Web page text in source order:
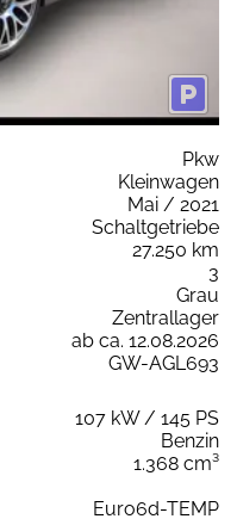
Pkw
Kleinwagen
Mai / 2021
Schaltgetriebe
27.250 km
3
Grau
Zentrallager
ab ca. 12.08.2026
GW-AGL693
107 kW / 145 PS
Benzin
1.368 cm³
Euro6d-TEMP